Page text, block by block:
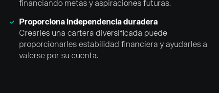
financiando metas y aspiraciones futuras.
Proporciona independencia duradera
Crearles una cartera diversificada puede
proporcionarles estabilidad financiera y ayudarles a
valerse por su cuenta.